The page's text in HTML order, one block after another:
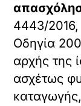
4443/
Οδηγία
αρχής της
ασχέτως